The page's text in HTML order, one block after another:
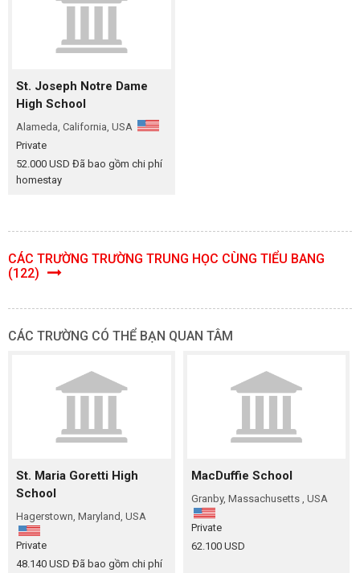
St. Joseph Notre Dame
High School
Alameda, California, USA
Private
52.000 USD Đã bao gồm chi phí
homestay
CÁC TRƯỜNG TRƯỜNG TRUNG HỌC CÙNG TIỂU BANG
(122)
CÁC TRƯỜNG CÓ THỂ BẠN QUAN TÂM
St. Maria Goretti High
School
Hagerstown, Maryland, USA
Private
48.140 USD Đã bao gồm chi phí
MacDuffie School
Granby, Massachusetts , USA
Private
62.100 USD